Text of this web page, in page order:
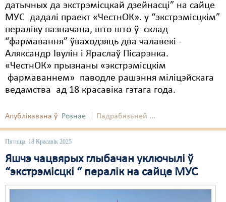
датычных да экстрэмісцкай дзейнасці” на сайце
МУС дадалі праект «ЧестнОК». у “экстрэмісцкім”
пераліку пазначана, што што ў склад
“фармавання” ўваходзяць два чалавекі -
Аляксандр Івулін і Яраслаў Пісарэнка.
«ЧестнОК» прызнаны «экстрэмісцкім
фармаваннем» паводле рашэння міліцэйскага
ведамства ад 18 красавіка гэтага года.
Апублікавана ў Рознае Падрабязьней ...
Пятніца, 18 Красавік 2025
Яшчэ чацвярых глыбачан уключылі ў
“экстрэмісцкі “ пералік на сайце МУС
Палітвязьні
Праваабаронцы
Пэнітэнцыярная сыстэма
Распальваньне варожасьці
Свабода слова
Суд
Сьмяротнае пакараньне